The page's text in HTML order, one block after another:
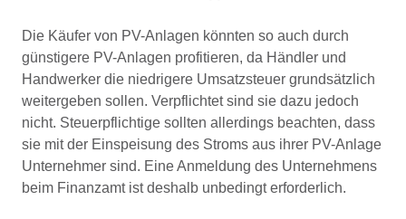
Die Käufer von PV-Anlagen könnten so auch durch
günstigere PV-Anlagen profitieren, da Händler und
Handwerker die niedrigere Umsatzsteuer grundsätzlich
weitergeben sollen. Verpflichtet sind sie dazu jedoch
nicht. Steuerpflichtige sollten allerdings beachten, dass
sie mit der Einspeisung des Stroms aus ihrer PV-Anlage
Unternehmer sind. Eine Anmeldung des Unternehmens
beim Finanzamt ist deshalb unbedingt erforderlich.